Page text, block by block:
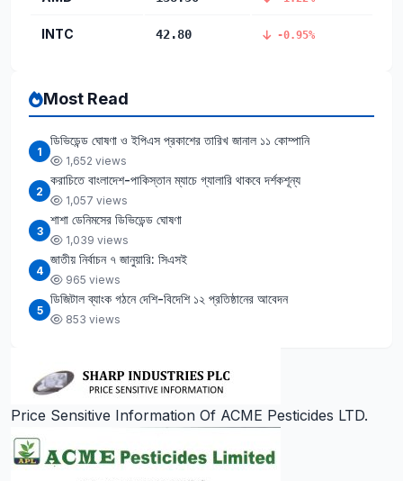
INTC 42.80 -0.95%
Most Read
1
ডিভিডেন্ড ঘোষণা ও ইপিএস প্রকাশের তারিখ জানাল ১১ কোম্পানি
1,652 views
2
করাচিতে বাংলাদেশ-পাকিস্তান ম্যাচে গ্যালারি থাকবে দর্শকশূন্য
1,057 views
3
শাশা ডেনিমসের ডিভিডেন্ড ঘোষণা
1,039 views
4
জাতীয় নির্বাচন ৭ জানুয়ারি: সিএসই
965 views
5
ডিজিটাল ব্যাংক গঠনে দেশি-বিদেশি ১২ প্রতিষ্ঠানের আবেদন
853 views
Price Sensitive Information Of ACME Pesticides LTD.